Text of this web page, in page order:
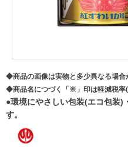
◆商品の画像は実物と多少異なる場合
◆商品名につづく「※」印は軽減税率
●環境にやさしい包装(エコ包装)
す。